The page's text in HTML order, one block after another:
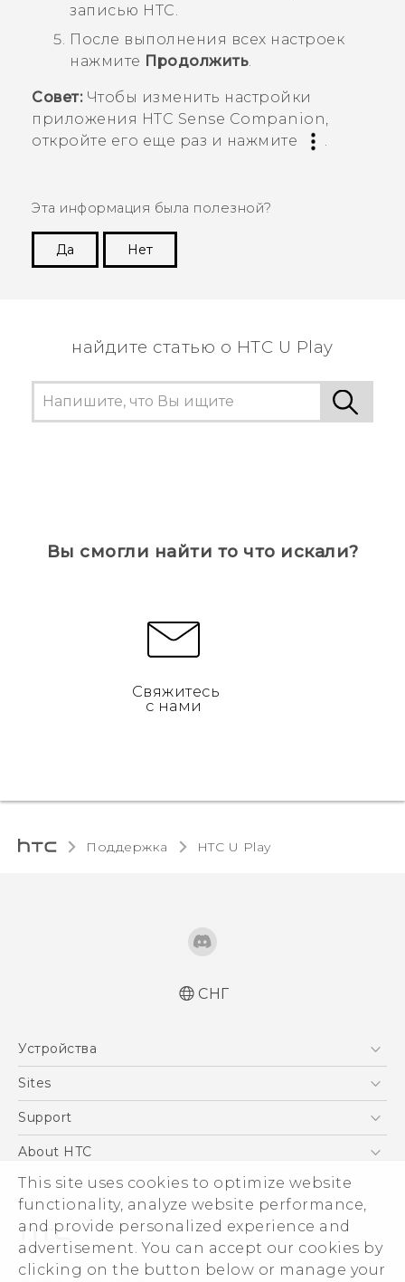
This site uses cookies to optimize website
functionality, analyze website performance,
and provide personalized experience and
advertisement. You can accept our cookies by
clicking on the button below or manage your
записью HTC.
После выполнения всех настроек
нажмите Продолжить
Совет:Чтобы изменить настройки
приложения HTC Sense Companion
откройте его еще раз и нажмите
Эта информация была полезной?
Да
Нет
найдите статью о HTC U Play
Вы смогли найти то что искали?
Свяжитесь
с нами
Поддержка HTC U Play‎
Русский - Руководство пользователя
соответствию стандартам
Қазақ - жұмысты бастау нұсқаулығы
ақпараты
English - Quick start guide
English - User manual
English - Safety and regulatory guide
СНГ
Устройства
5G
EXODUS
VIVE
Sites
HTC Dev
Support
ПОДДЕРЖКА
About HTC
ESG
Инвестирование
Политика конфиденциальности
Безопасность продуктов